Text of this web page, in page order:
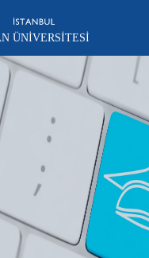
ÜNIVERSITESI